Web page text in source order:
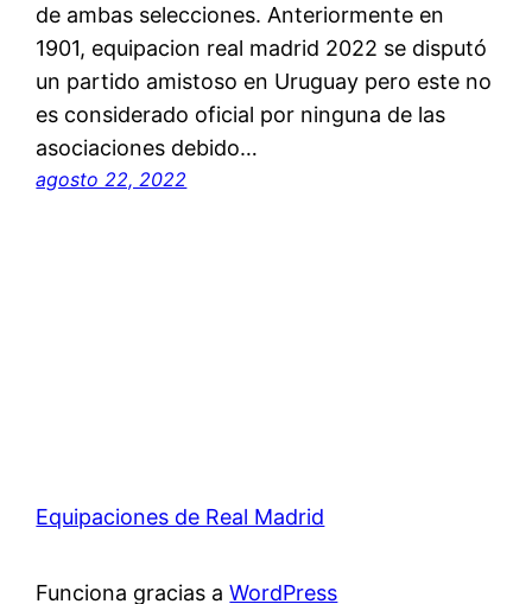
de ambas selecciones. Anteriormente en
1901, equipacion real madrid 2022 se disputó
un partido amistoso en Uruguay pero este no
es considerado oficial por ninguna de las
asociaciones debido…
agosto 22, 2022
Equipaciones de Real Madrid
Funciona gracias aWordPress